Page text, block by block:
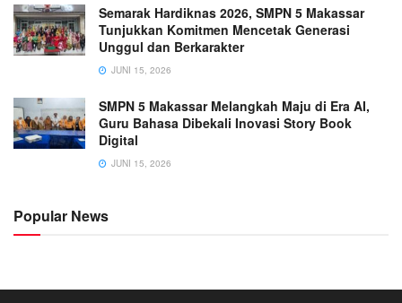
Semarak Hardiknas 2026, SMPN 5 Makassar
Tunjukkan Komitmen Mencetak Generasi
Unggul dan Berkarakter
JUNI 15, 2026
SMPN 5 Makassar Melangkah Maju di Era AI,
Guru Bahasa Dibekali Inovasi Story Book
Digital
JUNI 15, 2026
Popular News